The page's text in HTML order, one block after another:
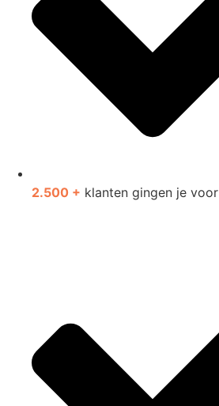
2.500 + klanten gingen je voor